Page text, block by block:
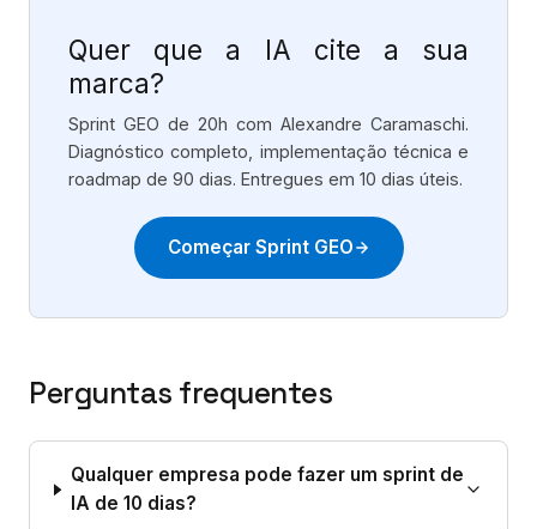
Quer que a IA cite a sua
marca?
Sprint GEO de 20h com Alexandre Caramaschi.
Diagnóstico completo, implementação técnica e
roadmap de 90 dias. Entregues em 10 dias úteis.
Começar Sprint GEO
Perguntas frequentes
Qualquer empresa pode fazer um sprint de
IA de 10 dias?